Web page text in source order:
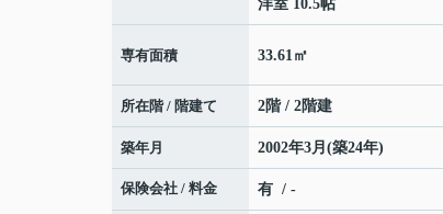
洋室 10.5帖
専有面積 33.61㎡
所在階 / 階建て 2階 / 2階建
築年月 2002年3月(築24年)
保険会社 / 料金 有 / -